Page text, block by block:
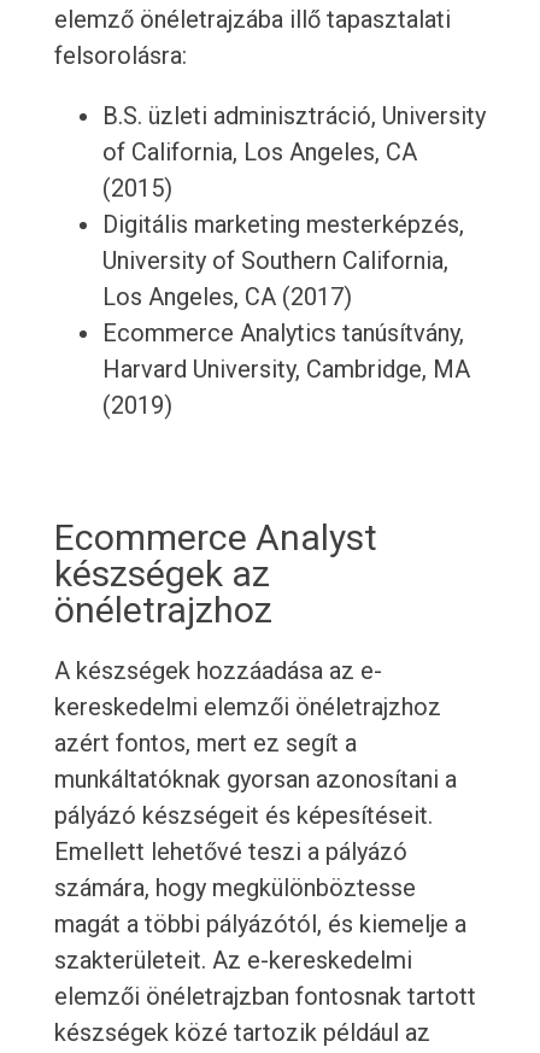
elemző önéletrajzába illő tapasztalati
felsorolásra:
B.S. üzleti adminisztráció, University
of California, Los Angeles, CA
(2015)
Digitális marketing mesterképzés,
University of Southern California,
Los Angeles, CA (2017)
Ecommerce Analytics tanúsítvány,
Harvard University, Cambridge, MA
(2019)
Ecommerce Analyst
készségek az
önéletrajzhoz
A készségek hozzáadása az e-
kereskedelmi elemzői önéletrajzhoz
azért fontos, mert ez segít a
munkáltatóknak gyorsan azonosítani a
pályázó készségeit és képesítéseit.
Emellett lehetővé teszi a pályázó
számára, hogy megkülönböztesse
magát a többi pályázótól, és kiemelje a
szakterületeit. Az e-kereskedelmi
elemzői önéletrajzban fontosnak tartott
készségek közé tartozik például az